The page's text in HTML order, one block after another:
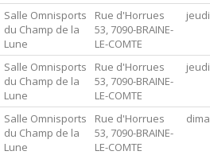
Salle Omnisports
du Champ de la
Lune
Rue d'Horrues
53, 7090-BRAINE-
LE-COMTE
jeudi
Salle Omnisports
du Champ de la
Lune
Rue d'Horrues
53, 7090-BRAINE-
LE-COMTE
jeudi
Salle Omnisports
du Champ de la
Lune
Rue d'Horrues
53, 7090-BRAINE-
LE-COMTE